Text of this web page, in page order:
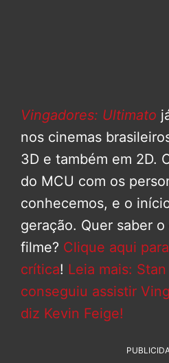
Vingadores: Ultimato
nos cinemas
3D e também em 2D.
do MCU com os
conhecemos, e o
geração. Quer saber
filme? Clique aqui
crítica! Leia mais:
conseguiu assistir
diz Kevin Feige!